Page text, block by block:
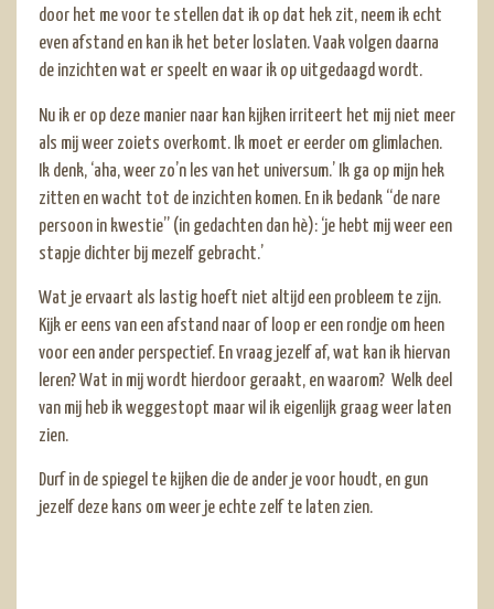
door het me voor te stellen dat ik op dat hek zit, neem ik echt
even afstand en kan ik het beter loslaten. Vaak volgen daarna
de inzichten wat er speelt en waar ik op uitgedaagd wordt.
Nu ik er op deze manier naar kan kijken irriteert het mij niet meer
als mij weer zoiets overkomt. Ik moet er eerder om glimlachen.
Ik denk, ‘aha, weer zo’n les van het universum.’ Ik ga op mijn hek
zitten en wacht tot de inzichten komen. En ik bedank “de nare
persoon in kwestie” (in gedachten dan hè): ‘je hebt mij weer een
stapje dichter bij mezelf gebracht.’
Wat je ervaart als lastig hoeft niet altijd een probleem te zijn.
Kijk er eens van een afstand naar of loop er een rondje om heen
voor een ander perspectief. En vraag jezelf af, wat kan ik hiervan
leren? Wat in mij wordt hierdoor geraakt, en waarom? Welk deel
van mij heb ik weggestopt maar wil ik eigenlijk graag weer laten
zien.
Durf in de spiegel te kijken die de ander je voor houdt, en gun
jezelf deze kans om weer je echte zelf te laten zien.